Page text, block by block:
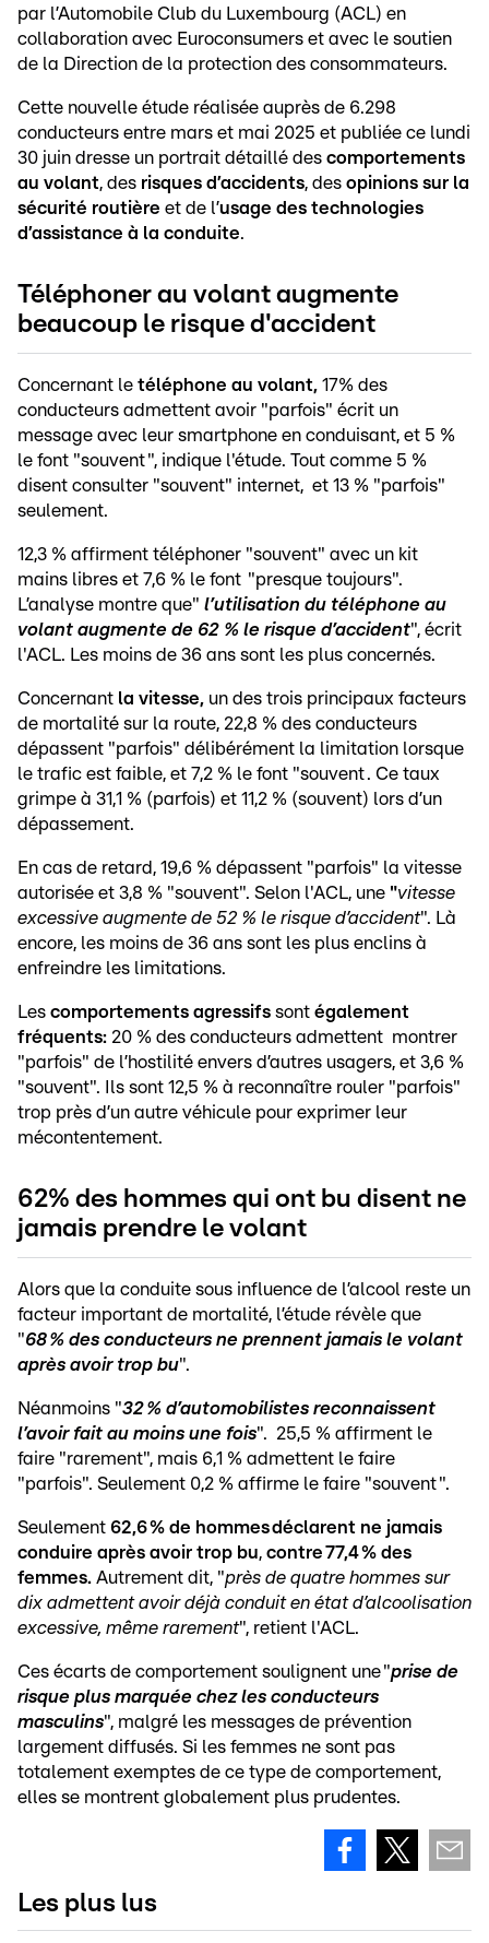
par l’Automobile Club du Luxembourg (ACL) en
collaboration avec Euroconsumers et avec le soutien
de la Direction de la protection des consommateurs.
Cette nouvelle étude réalisée auprès de 6.298
conducteurs entre mars et mai 2025 et publiée ce lundi
30 juin dresse un portrait détaillé des comportements
au volant, des risques d’accidents, des opinions sur la
sécurité routière et de l’usage des technologies
d’assistance à la conduite.
Téléphoner au volant augmente
beaucoup le risque d'accident
Concernant le téléphone au volant, 17% des
conducteurs admettent avoir "parfois" écrit un
message avec leur smartphone en conduisant, et 5 %
le font "souvent ", indique l'étude. Tout comme 5 %
disent consulter "souvent" internet, et 13 % "parfois"
seulement.
12,3 % affirment téléphoner "souvent" avec un kit
mains libres et 7,6 % le font "presque toujours".
L’analyse montre que" l’utilisation du téléphone au
volant augmente de 62 % le risque d’accident", écrit
l'ACL. Les moins de 36 ans sont les plus concernés.
Concernant la vitesse, un des trois principaux facteurs
de mortalité sur la route, 22,8 % des conducteurs
dépassent "parfois" délibérément la limitation lorsque
le trafic est faible, et 7,2 % le font "souvent . Ce taux
grimpe à 31,1 % (parfois) et 11,2 % (souvent) lors d’un
dépassement.
En cas de retard, 19,6 % dépassent "parfois" la vitesse
autorisée et 3,8 % "souvent". Selon l'ACL, une "vitesse
excessive augmente de 52 % le risque d’accident". Là
encore, les moins de 36 ans sont les plus enclins à
enfreindre les limitations.
Les comportements agressifs sont également
fréquents: 20 % des conducteurs admettent montrer
"parfois" de l’hostilité envers d’autres usagers, et 3,6 %
"souvent". Ils sont 12,5 % à reconnaître rouler "parfois"
trop près d’un autre véhicule pour exprimer leur
mécontentement.
62% des hommes qui ont bu disent ne
jamais prendre le volant
Alors que la conduite sous influence de l’alcool reste un
facteur important de mortalité, l’étude révèle que
"68 % des conducteurs ne prennent jamais le volant
après avoir trop bu".
Néanmoins "32 % d’automobilistes reconnaissent
l’avoir fait au moins une fois". 25,5 % affirment le
faire "rarement", mais 6,1 % admettent le faire
"parfois". Seulement 0,2 % affirme le faire "souvent ".
Seulement 62,6 % de hommes déclarent ne jamais
conduire après avoir trop bu, contre 77,4 % des
femmes. Autrement dit, "près de quatre hommes sur
dix admettent avoir déjà conduit en état d’alcoolisation
excessive, même rarement", retient l'ACL.
Ces écarts de comportement soulignent une "prise de
risque plus marquée chez les conducteurs
masculins", malgré les messages de prévention
largement diffusés. Si les femmes ne sont pas
totalement exemptes de ce type de comportement,
elles se montrent globalement plus prudentes.
Les plus lus